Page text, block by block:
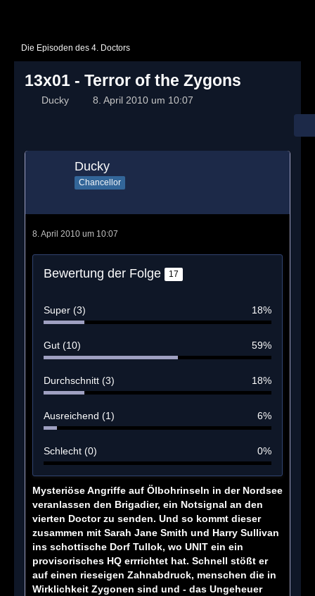
Die Episoden des 4. Doctors
13x01 - Terror of the Zygons
Ducky 8. April 2010 um 10:07
Ducky
Chancellor
8. April 2010 um 10:07
Bewertung der Folge 17
Super (3) 18%
Gut (10) 59%
Durchschnitt (3) 18%
Ausreichend (1) 6%
Schlecht (0) 0%
Mysteriöse Angriffe auf Ölbohrinseln in der Nordsee
veranlassen den Brigadier, ein Notsignal an den
vierten Doctor zu senden. Und so kommt dieser
zusammen mit Sarah Jane Smith und Harry Sullivan
ins schottische Dorf Tullok, wo UNIT ein ein
provisorisches HQ errrichtet hat. Schnell stößt er
auf einen rieseigen Zahnabdruck, menschen die in
Wirklichkeit Zygonen sind und - das Ungeheuer